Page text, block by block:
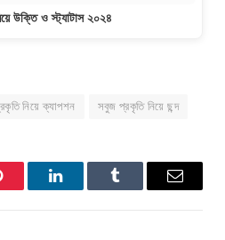
উক্তি ও স্ট্যাটাস ২০২৪
নিয়ে ক্যাপশন সবুজ প্রকৃতি নিয়ে ছন্দ
LinkedInTumblr Email